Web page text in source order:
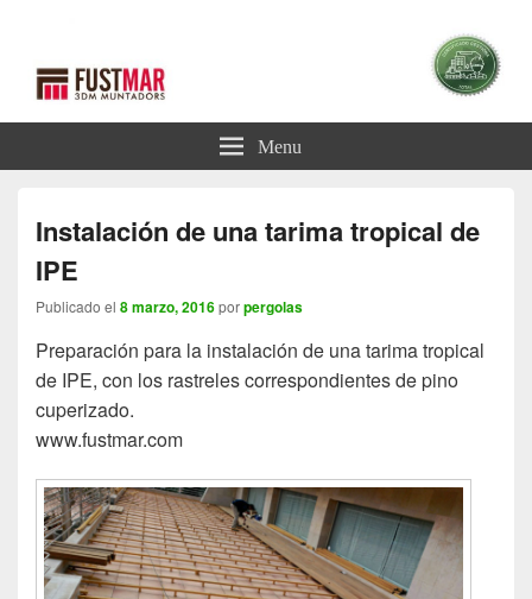
Blog Pérgolas Menu
Instalación de una tarima tropical de
IPE
Publicado el 8 marzo, 2016porpergolas
Preparación para la instalación de una tarima tropical
de IPE, con los rastreles correspondientes de pino
cuperizado.
www.fustmar.com